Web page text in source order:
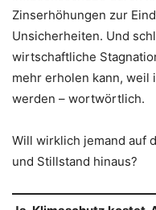
Zinserhöhungen zur
Unsicherheiten. Und
wirtschaftliche
mehr erholen kann,
werden – wortwörtlich.
Will wirklich jemand auf
und Stillstand hinaus?